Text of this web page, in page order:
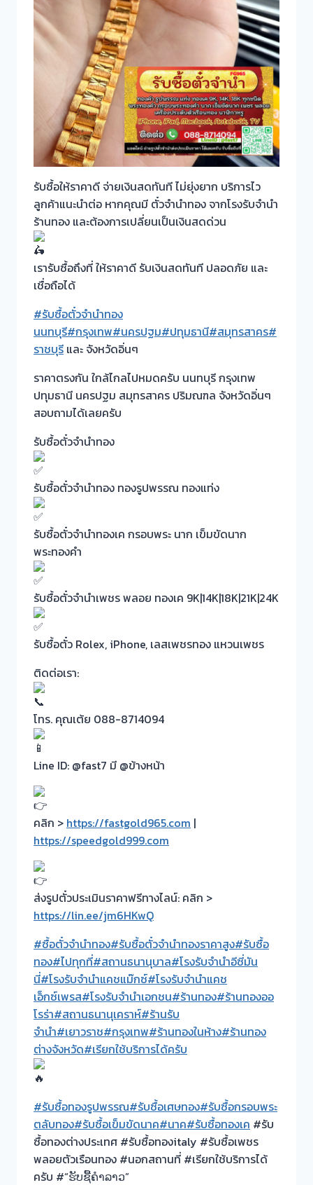
รับซื้อให้ราคาดี จ่ายเงินสดทันที ไม่ยุ่งยาก บริการไว
ลูกค้าแนะนำต่อ หากคุณมี ตั๋วจำนำทอง จากโรงรับจำนำ
ร้านทอง และต้องการเปลี่ยนเป็นเงินสดด่วน
เรารับซื้อถึงที่ ให้ราคาดี รับเงินสดทันที ปลอดภัย และ
เชื่อถือได้
#รับซื้อตั๋วจำนำทอง
นนทบุรี#กรุงเทพ#นครปฐม#ปทุมธานี#สมุทรสาคร#
ราชบุรี และ จังหวัดอิ่นๆ
ราคาตรงกัน ใกล้ไกลไปหมดครับ นนทบุรี กรุงเทพ
ปทุมธานี นครปฐม สมุทรสาคร ปริมณฑล จังหวัดอิ่นๆ
สอบถามได้เลยครับ
รับซื้อตั๋วจำนำทอง
รับซื้อตั๋วจำนำทอง ทองรูปพรรณ ทองแท่ง
รับซื้อตั๋วจำนำทองเค กรอบพระ นาก เข็มขัดนาก
พระทองคำ
รับซื้อตั๋วจำนำเพชร พลอย ทองเค 9K|14K|18K|21K|24K
รับซื้อตั๋ว Rolex, iPhone, เลสเพชรทอง แหวนเพชร
ติดต่อเรา:
โทร. คุณเต้ย 088-8714094
Line ID: @fast7 มี @ข้างหน้า
คลิก > https://fastgold965.com |
https://speedgold999.com
ส่งรูปตั๋วประเมินราคาฟรีทางไลน์: คลิก >
https://lin.ee/jm6HKwQ
#ซื้อตั๋วจำนำทอง#รับซื้อตั๋วจำนำทองราคาสูง#รับซื้อ
ทอง#ไปทุกที่#สถานธนานุบาล#โรงรับจำนำอีซี่มัน
นี่#โรงรับจำนำแคชแม๊กซ์#โรงรับจำนำแคช
เอ็กซ์เพรส#โรงรับจำนำเอกชน#ร้านทอง#ร้านทองออ
โรร่า#สถานธนานุเคราห์#ร้านรับ
จำนำ#เยาวราช#กรุงเทพ#ร้านทองในห้าง#ร้านทอง
ต่างจังหวัด#เรียกใช้บริการได้ครับ
#รับซื้อทองรูปพรรณ#รับซื้อเศษทอง#รับซื้อกรอบพระ
ตลับทอง#รับซื้อเข็มขัดนาค#นาค#รับซื้อทองเค #รับ
ซื้อทองต่างประเทศ #รับซื้อทองitaly #รับซื้อเพชร
พลอยตัวเรือนทอง #นอกสถานที่ #เรียกใช้บริการได้
ครับ #“ຮັບຊື້ຄຳລາວ”